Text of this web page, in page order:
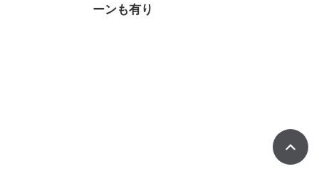
ーンも有り